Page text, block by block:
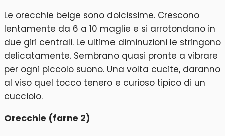
Le orecchie beige sono dolcissime. Crescono
lentamente da 6 a 10 maglie e si arrotondano in
due giri centrali. Le ultime diminuzioni le stringono
delicatamente. Sembrano quasi pronte a vibrare
per ogni piccolo suono. Una volta cucite, daranno
al viso quel tocco tenero e curioso tipico di un
cucciolo.
Orecchie (farne 2)